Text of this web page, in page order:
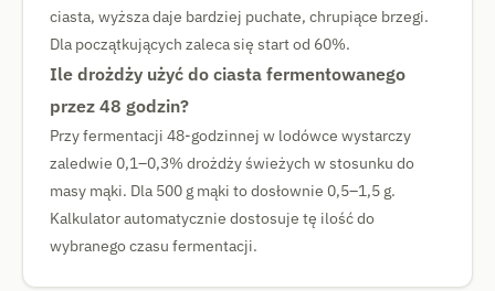
ciasta, wyższa daje bardziej puchate, chrupiące brzegi.
Dla początkujących zaleca się start od 60%.
Ile drożdży użyć do ciasta fermentowanego
przez 48 godzin?
Przy fermentacji 48-godzinnej w lodówce wystarczy
zaledwie 0,1–0,3% drożdży świeżych w stosunku do
masy mąki. Dla 500 g mąki to dosłownie 0,5–1,5 g.
Kalkulator automatycznie dostosuje tę ilość do
wybranego czasu fermentacji.